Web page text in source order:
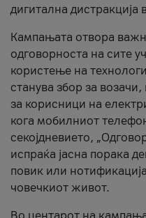
дигитална дистракција
Кампањата отвора
одговорноста на сите
користење на
станува збор за
за корисници на
кога мобилниот
секојдневието,
испраќа јасна порака
повик или
човечкиот живот.